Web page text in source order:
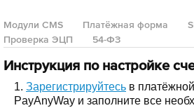
Модули CMS Платёжная форма
Проверка ЭЦП
54-ФЗ
Инструкция по настройке
1. Зарегистрируйтесь в
PayAnyWay и заполните все